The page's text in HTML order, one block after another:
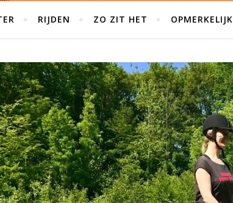
RIJDEN ZO ZIT HET OPMERKELIJK